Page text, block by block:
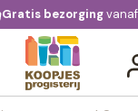
voor 20:00 uur
Gratis bezorging